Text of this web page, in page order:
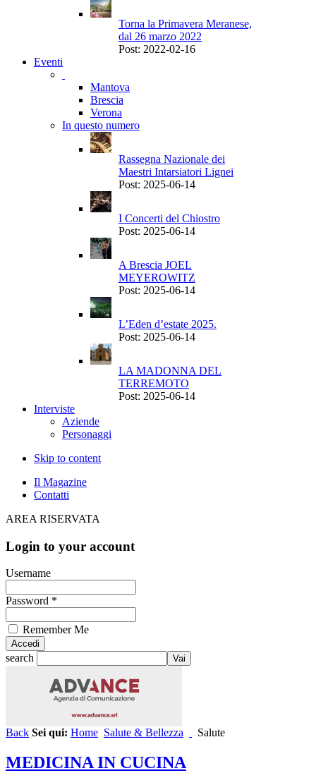
Torna la Primavera Meranese,
dal 26 marzo 2022
Post: 2022-02-16
Eventi
Mantova
Brescia
Verona
In questo numero
Rassegna Nazionale dei
Maestri Intarsiatori Lignei
Post: 2025-06-14
I Concerti del Chiostro
Post: 2025-06-14
A Brescia JOEL
MEYEROWITZ
Post: 2025-06-14
L’Eden d’estate 2025.
Post: 2025-06-14
LA MADONNA DEL
TERREMOTO
Post: 2025-06-14
Interviste
Aziende
Personaggi
Skip to content
Il Magazine
Contatti
AREA RISERVATA
Login to your account
Username
Password *
Remember Me
search
Back Sei qui: Home Salute & Bellezza Salute
MEDICINA IN CUCINA